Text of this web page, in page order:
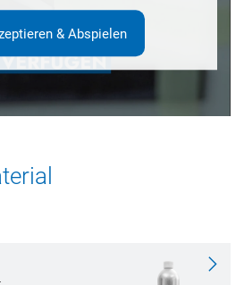
& Abspielen